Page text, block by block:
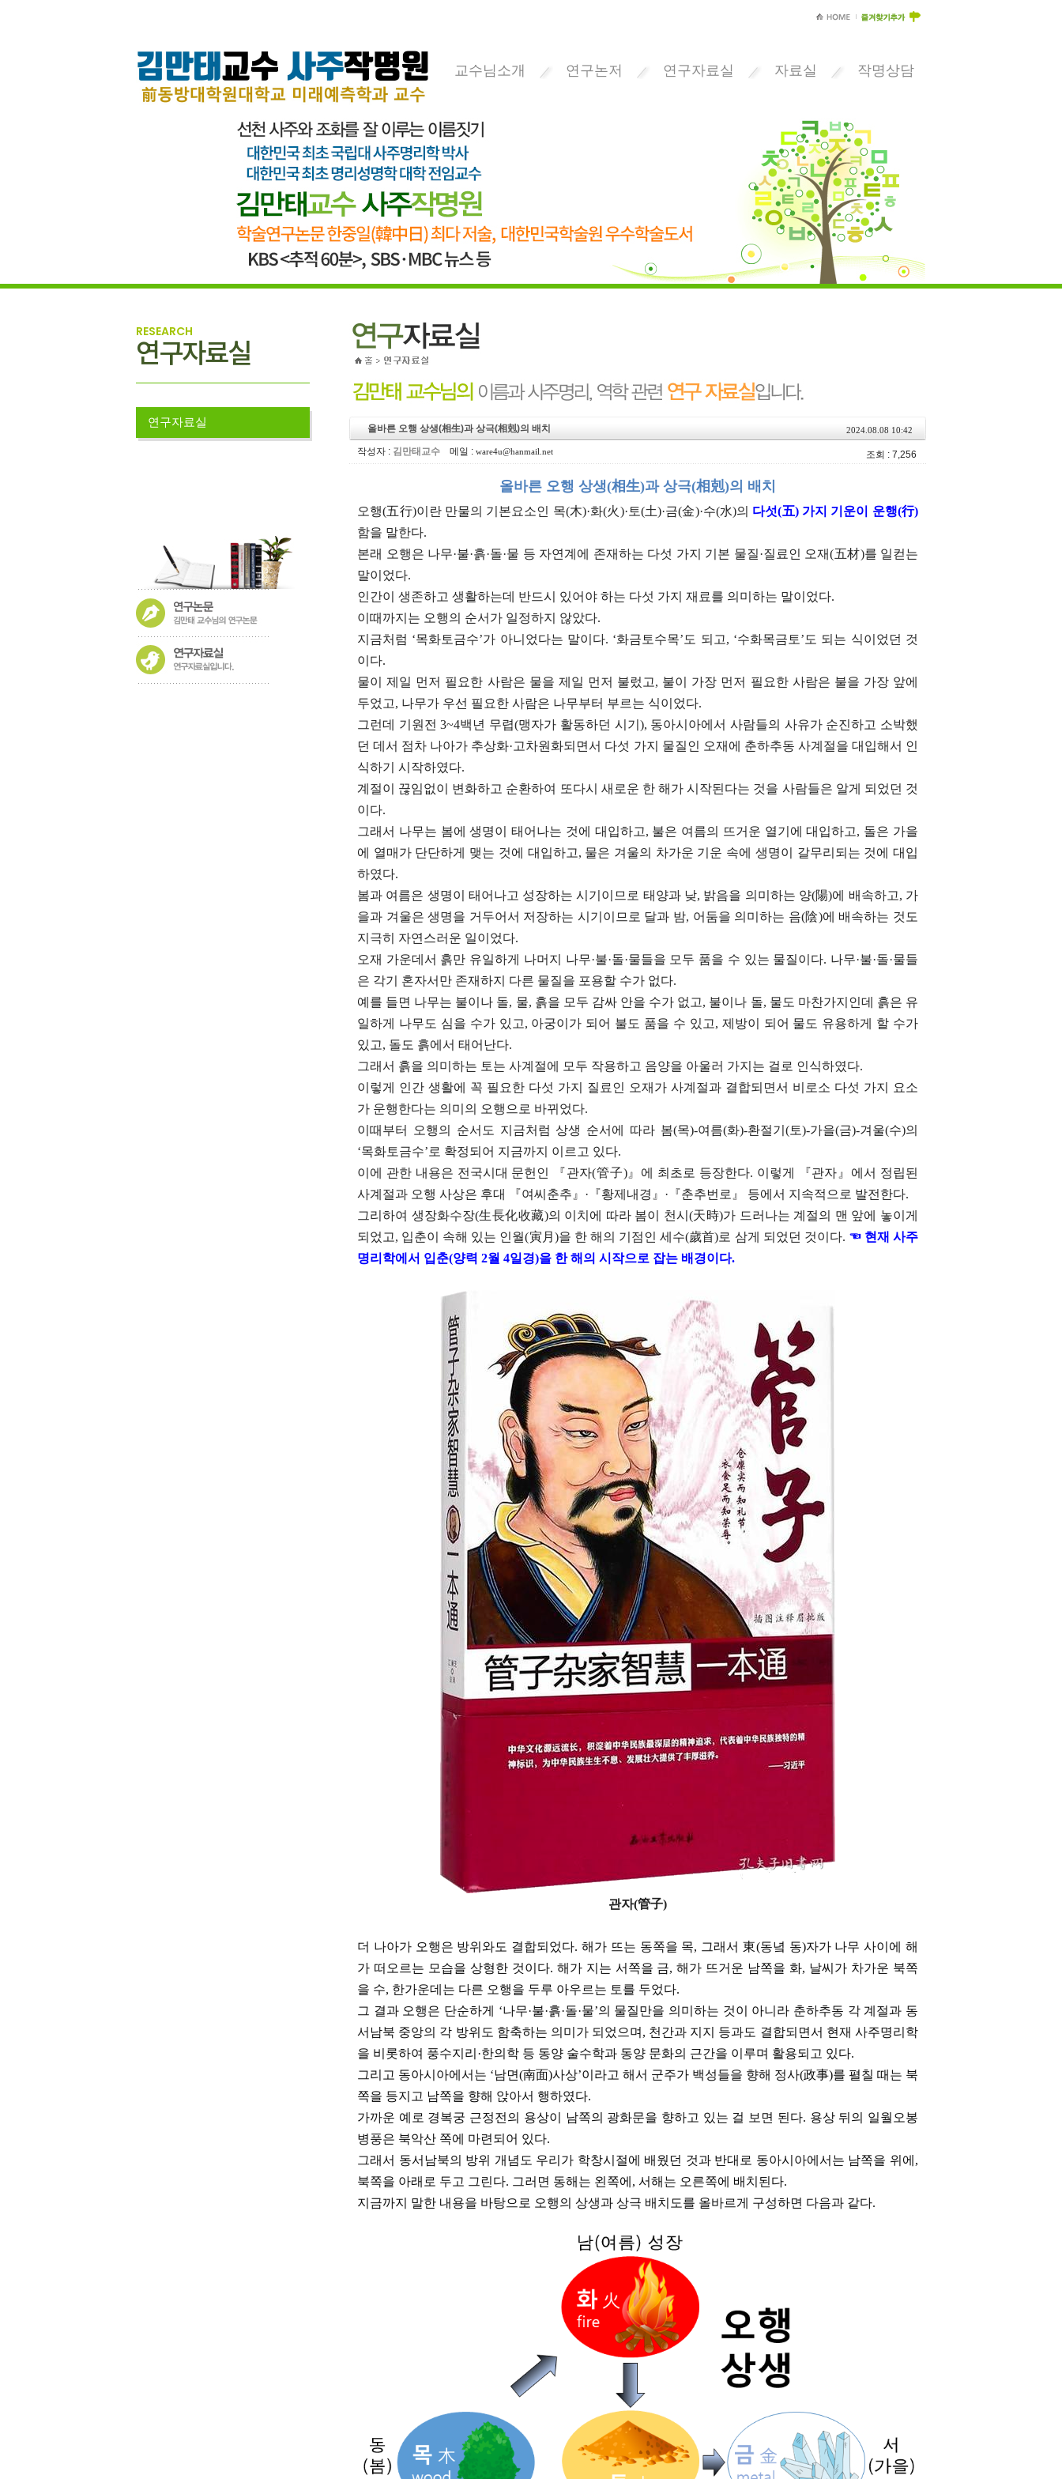
교수님소개 연구논저 연구자료실 자료실 작명상담
RESEARCH
연구자료실
연구자료실 올바른 오행 상생(相生)과 상극(相剋)의 배치 2024.08.08 10:42
작성자 : 김만태교수 메일 : ware4u@hanmail.net 조회 : 7,256
올바른 오행 상생(相生)과 상극(相剋)의 배치
오행(五行)이란 만물의 기본요소인 목(木)·화(火)·토(土)·금(金)·수(水)의 다섯(五) 가지 기운이 운행(行)
함을 말한다.
본래 오행은 나무·불·흙·돌·물 등 자연계에 존재하는 다섯 가지 기본 물질·질료인 오재(五材)를 일컫는
말이었다.
인간이 생존하고 생활하는데 반드시 있어야 하는 다섯 가지 재료를 의미하는 말이었다.
이때까지는 오행의 순서가 일정하지 않았다.
지금처럼 ‘목화토금수’가 아니었다는 말이다. ‘화금토수목’도 되고, ‘수화목금토’도 되는 식이었던 것
이다.
물이 제일 먼저 필요한 사람은 물을 제일 먼저 불렀고, 불이 가장 먼저 필요한 사람은 불을 가장 앞에
두었고, 나무가 우선 필요한 사람은 나무부터 부르는 식이었다.
그런데 기원전 3~4백년 무렵(맹자가 활동하던 시기), 동아시아에서 사람들의 사유가 순진하고 소박했
던 데서 점차 나아가 추상화·고차원화되면서 다섯 가지 물질인 오재에 춘하추동 사계절을 대입해서 인
식하기 시작하였다.
계절이 끊임없이 변화하고 순환하여 또다시 새로운 한 해가 시작된다는 것을 사람들은 알게 되었던 것
이다.
그래서 나무는 봄에 생명이 태어나는 것에 대입하고, 불은 여름의 뜨거운 열기에 대입하고, 돌은 가을
에 열매가 단단하게 맺는 것에 대입하고, 물은 겨울의 차가운 기운 속에 생명이 갈무리되는 것에 대입
하였다.
봄과 여름은 생명이 태어나고 성장하는 시기이므로 태양과 낮, 밝음을 의미하는 양(陽)에 배속하고, 가
을과 겨울은 생명을 거두어서 저장하는 시기이므로 달과 밤, 어둠을 의미하는 음(陰)에 배속하는 것도
지극히 자연스러운 일이었다.
오재 가운데서 흙만 유일하게 나머지 나무·불·돌·물들을 모두 품을 수 있는 물질이다. 나무·불·돌·물들
은 각기 혼자서만 존재하지 다른 물질을 포용할 수가 없다.
예를 들면 나무는 불이나 돌, 물, 흙을 모두 감싸 안을 수가 없고, 불이나 돌, 물도 마찬가지인데 흙은 유
일하게 나무도 심을 수가 있고, 아궁이가 되어 불도 품을 수 있고, 제방이 되어 물도 유용하게 할 수가
있고, 돌도 흙에서 태어난다.
그래서 흙을 의미하는 토는 사계절에 모두 작용하고 음양을 아울러 가지는 걸로 인식하였다.
이렇게 인간 생활에 꼭 필요한 다섯 가지 질료인 오재가 사계절과 결합되면서 비로소 다섯 가지 요소
가 운행한다는 의미의 오행으로 바뀌었다.
이때부터 오행의 순서도 지금처럼 상생 순서에 따라 봄(목)-여름(화)-환절기(토)-가을(금)-겨울(수)의
‘목화토금수’로 확정되어 지금까지 이르고 있다.
이에 관한 내용은 전국시대 문헌인 『관자(管子)』에 최초로 등장한다. 이렇게 『관자』에서 정립된
사계절과 오행 사상은 후대 『여씨춘추』·『황제내경』·『춘추번로』 등에서 지속적으로 발전한다.
그리하여 생장화수장(生長化收藏)의 이치에 따라 봄이 천시(天時)가 드러나는 계절의 맨 앞에 놓이게
되었고, 입춘이 속해 있는 인월(寅月)을 한 해의 기점인 세수(歲首)로 삼게 되었던 것이다. ☜ 현재 사주
명리학에서 입춘(양력 2월 4일경)을 한 해의 시작으로 잡는 배경이다.
관자(管子)
더 나아가 오행은 방위와도 결합되었다. 해가 뜨는 동쪽을 목, 그래서 東(동녘 동)자가 나무 사이에 해
가 떠오르는 모습을 상형한 것이다. 해가 지는 서쪽을 금, 해가 뜨거운 남쪽을 화, 날씨가 차가운 북쪽
을 수, 한가운데는 다른 오행을 두루 아우르는 토를 두었다.
그 결과 오행은 단순하게 ‘나무·불·흙·돌·물’의 물질만을 의미하는 것이 아니라 춘하추동 각 계절과 동
서남북 중앙의 각 방위도 함축하는 의미가 되었으며, 천간과 지지 등과도 결합되면서 현재 사주명리학
을 비롯하여 풍수지리·한의학 등 동양 술수학과 동양 문화의 근간을 이루며 활용되고 있다.
그리고 동아시아에서는 ‘남면(南面)사상’이라고 해서 군주가 백성들을 향해 정사(政事)를 펼칠 때는 북
쪽을 등지고 남쪽을 향해 앉아서 행하였다.
가까운 예로 경복궁 근정전의 용상이 남쪽의 광화문을 향하고 있는 걸 보면 된다. 용상 뒤의 일월오봉
병풍은 북악산 쪽에 마련되어 있다.
그래서 동서남북의 방위 개념도 우리가 학창시절에 배웠던 것과 반대로 동아시아에서는 남쪽을 위에,
북쪽을 아래로 두고 그린다. 그러면 동해는 왼쪽에, 서해는 오른쪽에 배치된다.
지금까지 말한 내용을 바탕으로 오행의 상생과 상극 배치도를 올바르게 구성하면 다음과 같다.